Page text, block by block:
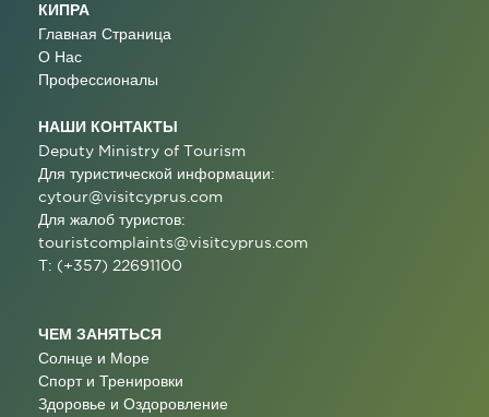
КИПРА
Главная Страница
О Нас
Профессионалы
НАШИ КОНТАКТЫ
Deputy Ministry of Tourism
Для туристической информации:
cytour@visitcyprus.com
Для жалоб туристов:
touristcomplaints@visitcyprus.com
T: (+357) 22691100
ЧЕМ ЗАНЯТЬСЯ
Солнце и Море
Спорт и Тренировки
Здоровье и Оздоровление